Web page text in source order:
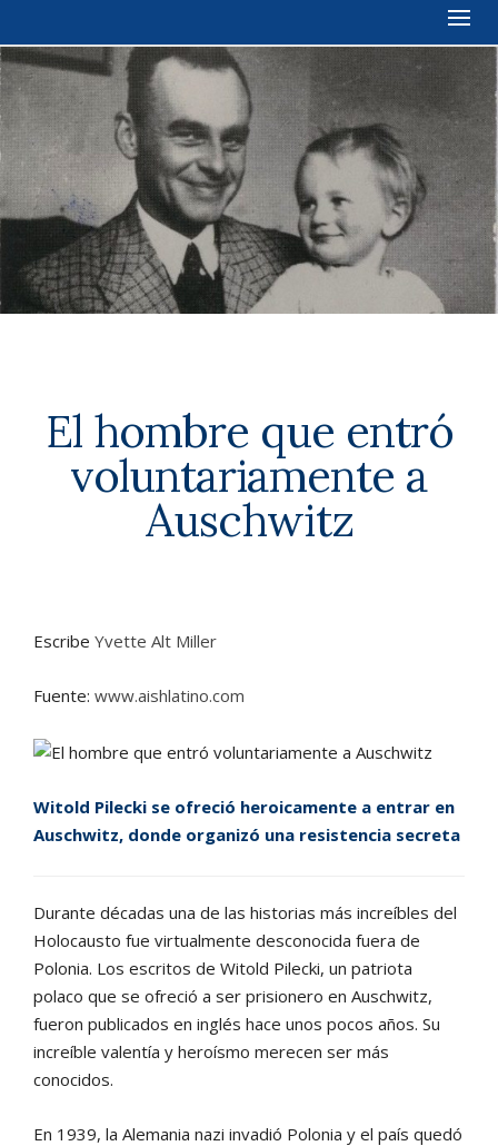
El hombre que entró
voluntariamente a
Auschwitz
Escribe Yvette Alt Miller
Fuente: www.aishlatino.com
Witold Pilecki se ofreció heroicamente a entrar en
Auschwitz, donde organizó una resistencia secreta
Durante décadas una de las historias más increíbles del
Holocausto fue virtualmente desconocida fuera de
Polonia. Los escritos de Witold Pilecki, un patriota
polaco que se ofreció a ser prisionero en Auschwitz,
fueron publicados en inglés hace unos pocos años. Su
increíble valentía y heroísmo merecen ser más
conocidos.
En 1939, la Alemania nazi invadió Polonia y el país quedó